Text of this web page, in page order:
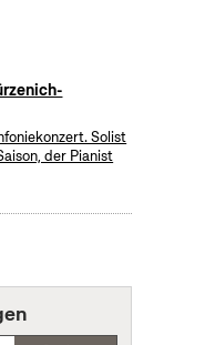
Solist
der Pianist